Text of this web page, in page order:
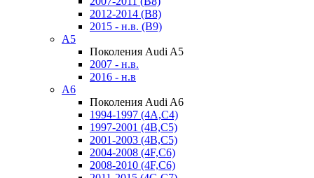
2012-2014 (B8)
2015 - н.в. (B9)
A5
Поколения Audi A5
2007 - н.в.
2016 - н.в
A6
Поколения Audi A6
1994-1997 (4A,C4)
1997-2001 (4B,C5)
2001-2003 (4B,C5)
2004-2008 (4F,C6)
2008-2010 (4F,C6)